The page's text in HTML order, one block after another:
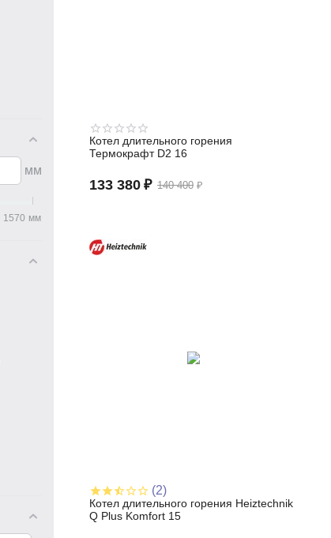
Котел длительного горения
Термокрафт D2 16
140 400 ₽
133 380 ₽
(2)
Котел длительного горения Heiztechnik
Q Plus Komfort 15
мм
1570 мм